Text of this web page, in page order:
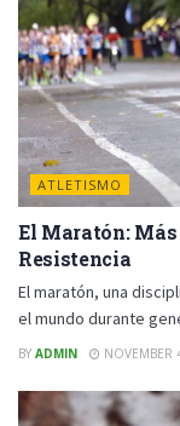
ATLETISMO
El Maratón: Más
Resistencia
El maratón, una
el mundo durante
BY ADMIN NOVEMBER